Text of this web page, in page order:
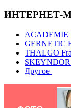
ИНТЕРНЕТ-
ACADEMIE
GERNETIC
THALGO
SKEYNDOR
Другое